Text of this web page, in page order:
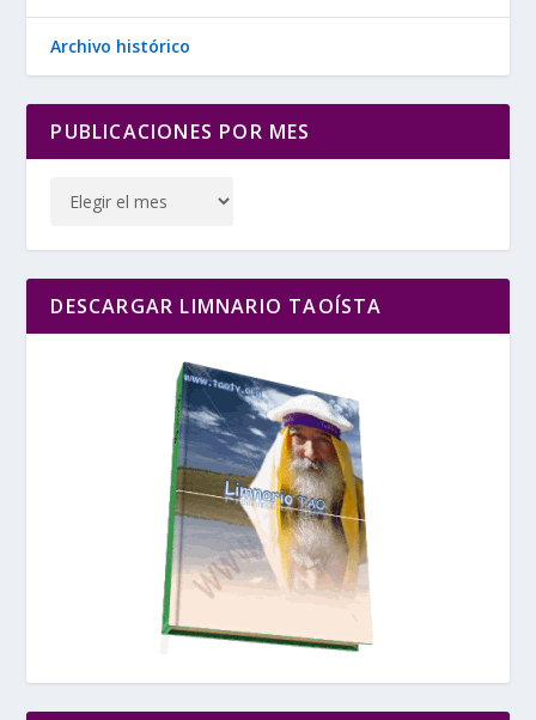
Archivo histórico
PUBLICACIONES POR MES
DESCARGAR LIMNARIO TAOÍSTA